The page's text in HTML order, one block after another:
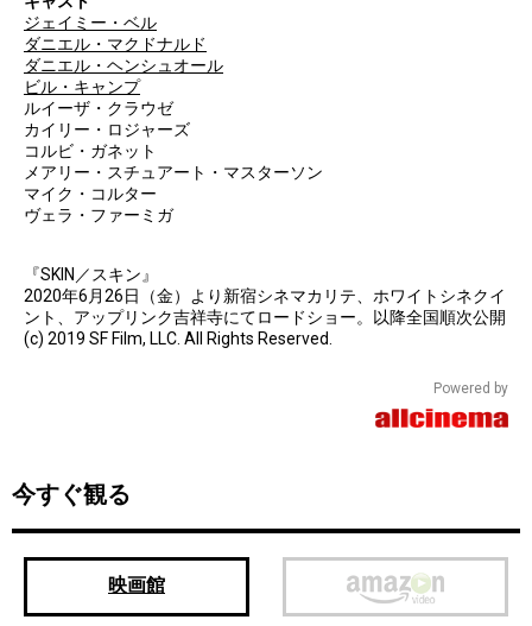
ジェイミー・ベル
ダニエル・マクドナルド
ダニエル・ヘンシュオール
ビル・キャンプ
ルイーザ・クラウゼ
カイリー・ロジャーズ
コルビ・ガネット
メアリー・スチュアート・マスターソン
マイク・コルター
ヴェラ・ファーミガ
『SKIN／スキン』
2020年6月26日（金）より新宿シネマカリテ、ホワイトシネクイ
ント、アップリンク吉祥寺にてロードショー。以降全国順次公開
(c) 2019 SF Film, LLC. All Rights Reserved.
Powered by
今すぐ観る
映画館